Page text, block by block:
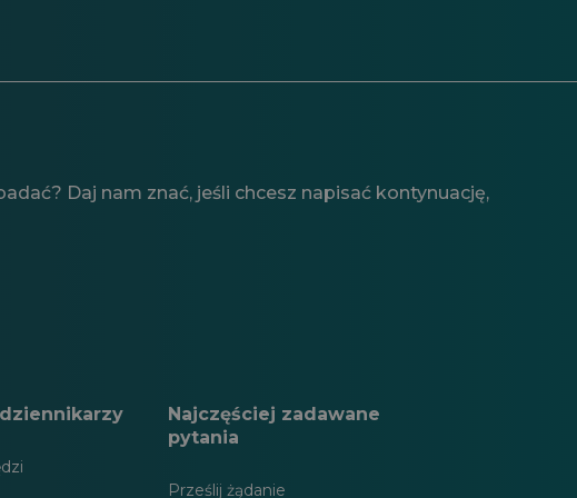
Daj nam znać, jeśli chcesz napisać kontynuację,
Najczęściej zadawane
pytania
Prześlij żądanie